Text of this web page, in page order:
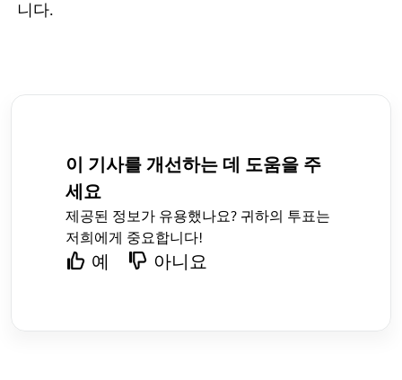
니다.
이 기사를 개선하는 데 도움을 주
세요
제공된 정보가 유용했나요? 귀하의 투표는
저희에게 중요합니다!
예 아니요